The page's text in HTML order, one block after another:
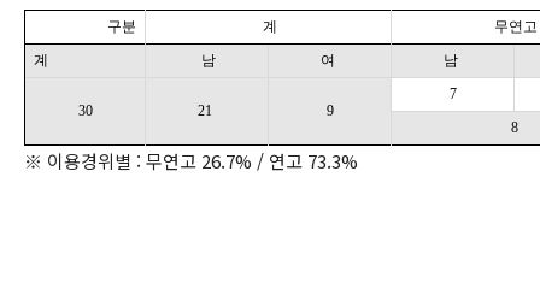
구분 계
무연고
계
남 여 남
30 21 9
7
8
※ 이용경위별 : 무연고 26.7% / 연고 73.3%